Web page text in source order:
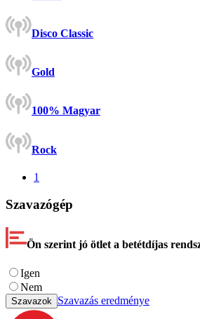
Disco Classic
Gold
100% Magyar
Rock
1
Szavazógép
Ön szerint jó ötlet a betétdíjas
Igen
Nem
Szavazok Szavazás eredménye